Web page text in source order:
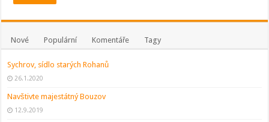
Nové Populární Komentáře Tagy
Sychrov, sídlo starých Rohanů
26.1.2020
Navštivte majestátný Bouzov
12.9.2019